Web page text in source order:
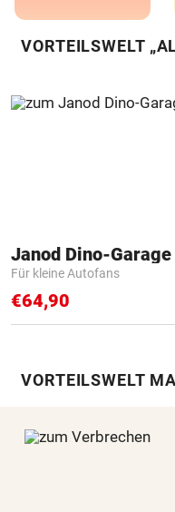
VORTEILSWELT
Janod Dino-Garage
Für kleine Autofans
€64,90
VORTEILSWELT